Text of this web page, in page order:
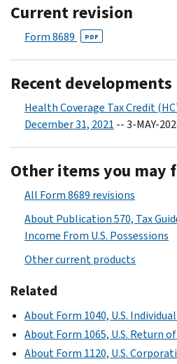
Current revision
Form 8689 PDF
Recent developments
Health Coverage Tax Credit
December 31, 2021 -- 3-MAY-
Other items you may
All Form 8689 revisions
About Publication 570, Tax
Income From U.S. Possessions
Other current products
Related
About Form 1040, U.S.
About Form 1065, U.S. Return
About Form 1120, U.S.